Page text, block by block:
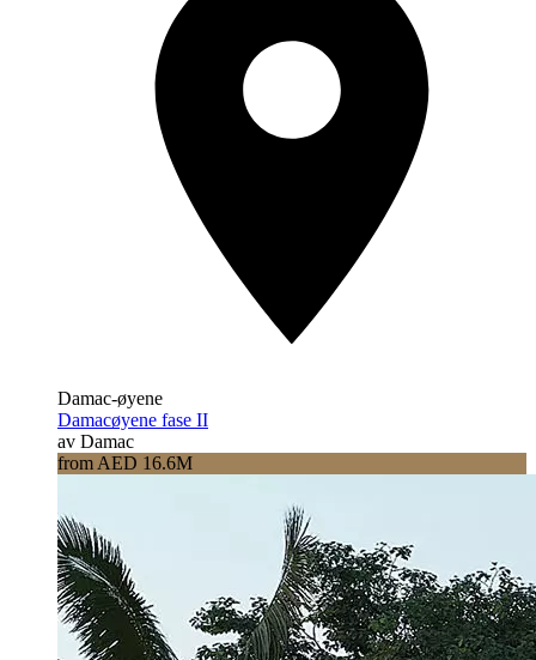
Damac-øyene
Damacøyene fase II
av Damac
from AED 16.6M